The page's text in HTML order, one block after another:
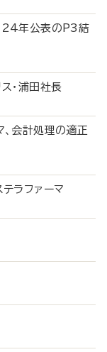
24年公表のP3結
・浦田社長
会計処理の適正
ラファーマ